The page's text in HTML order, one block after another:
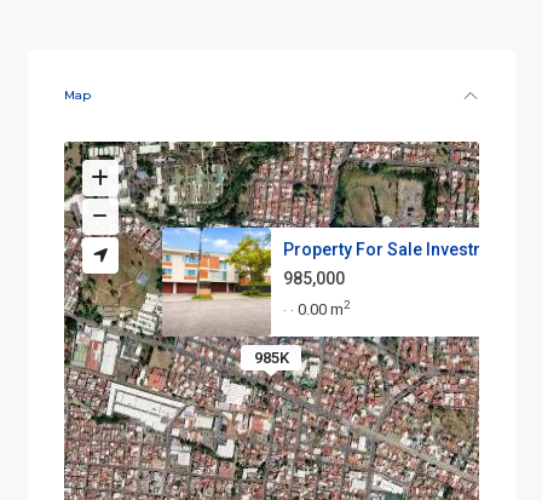
Map
985K
Property For Sale Investment O...
985,000
· · 0.00 m2